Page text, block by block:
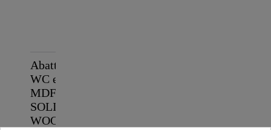
Abattant
WC en
MDF
SOLID
WOOD